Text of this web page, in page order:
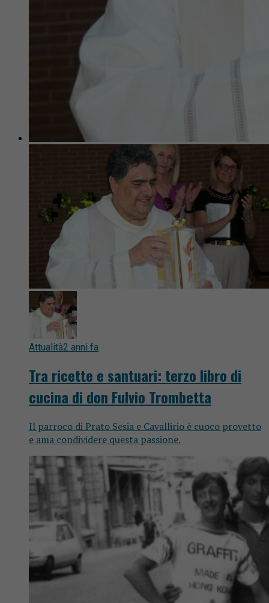
Attualità2 anni fa
Tra ricette e santuari: terzo libro di
cucina di don Fulvio Trombetta
Il parroco di Prato Sesia e Cavallirio è cuoco provetto
e ama condividere questa passione.